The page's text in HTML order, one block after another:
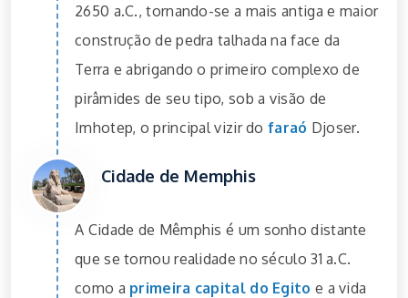
2650 a.C., tornando-se a mais antiga e maior
construção de pedra talhada na face da
Terra e abrigando o primeiro complexo de
pirâmides de seu tipo, sob a visão de
Imhotep, o principal vizir dofaraó Djoser.
Cidade de Memphis
A Cidade de Mêmphis é um sonho distante
que se tornou realidade no século 31 a.C.
como a primeira capital do Egito e a vida